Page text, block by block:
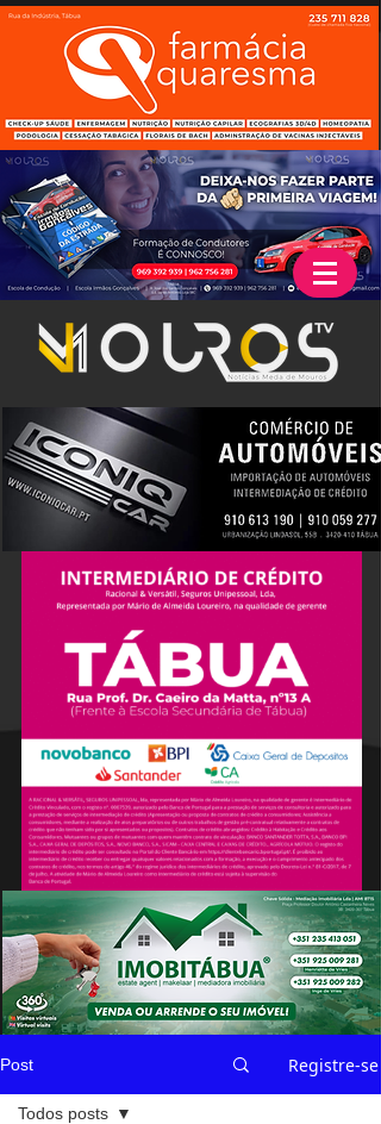
Post Registre-se
Todos posts